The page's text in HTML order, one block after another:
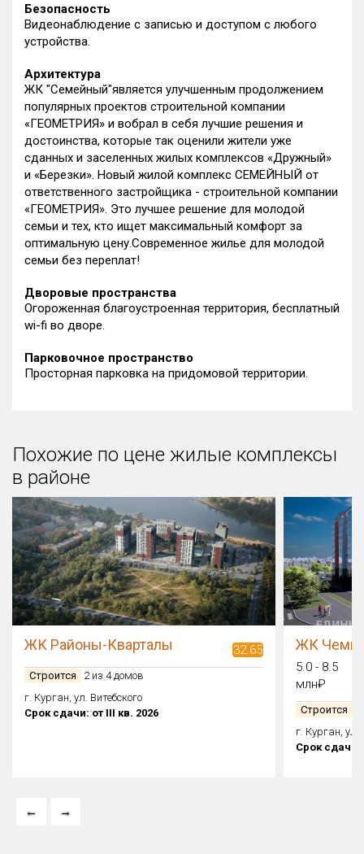
Безопасность
Видеонаблюдение с записью и доступом с любого
устройства.
Архитектура
ЖК "Семейный"является улучшенным продолжением
популярных проектов строительной компании
«ГЕОМЕТРИЯ» и вобрал в себя лучшие решения и
достоинства, которые так оценили жители уже
сданных и заселенных жилых комплексов «Дружный»
и «Березки». Новый жилой комплекс СЕМЕЙНЫЙ от
ответственного застройщика - строительной компании
«ГЕОМЕТРИЯ». Это лучшее решение для молодой
семьи и тех, кто ищет максимальный комфорт за
оптимальную цену.Современное жилье для молодой
семьи без переплат!
Дворовые пространства
Огороженная благоустроенная территория, бесплатный
wi-fi во дворе.
Парковочное пространство
Просторная парковка на придомовой территории.
Похожие по цене жилые комплексы
в районе
ЖК Районы-Кварталы 32.65
Строится
2 из 4 домов
г. Курган, ул. Витебского
Срок сдачи: от III кв. 2026
ЖК
5.0 - 8.5
млн₽
Строится
г. Курган,
Срок сдачи: